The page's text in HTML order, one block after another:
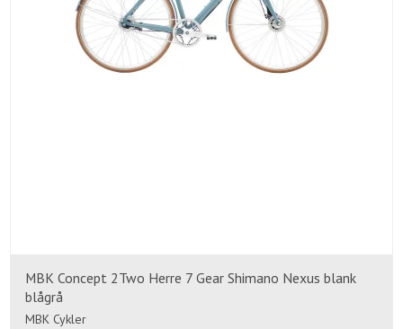
MBK Concept 2Two Herre 7 Gear Shimano Nexus blank
blågrå
MBK Cykler